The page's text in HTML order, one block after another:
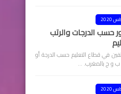
حسب الدرجات والرتب
في قطاع التعليم حسب الدرجة أو
ب و ج بالمغرب. …